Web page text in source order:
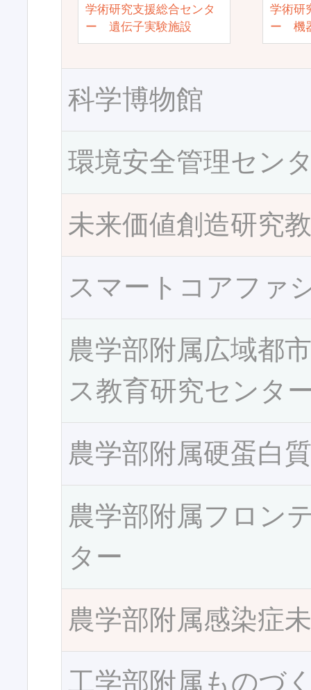
学術研究支援総合センタ
ー 遺伝子実験施設
学術研
ー 機
科学博物館
環境安全管理セン
未来価値創造研究
スマートコアファ
農学部附属広域都
ス教育研究センタ
農学部附属硬蛋白
農学部附属フロン
ター
農学部附属感染症
工学部附属ものづ